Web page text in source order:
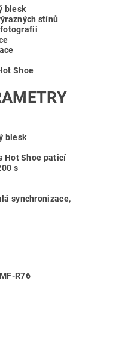
blesk
stínů
Shoe
blesk
Hot Shoe paticí
s
synchronizace,
R76